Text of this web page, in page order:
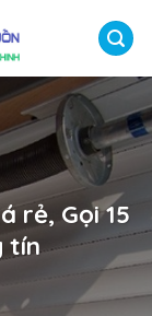
rẻ, Gọi 15
tín